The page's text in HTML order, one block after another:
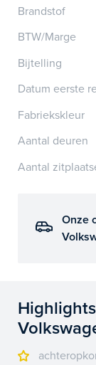
Brandstof
BTW/Marge
Bijtelling
Datum eerste
Fabriekskleur
Aantal deuren
Aantal
Onze